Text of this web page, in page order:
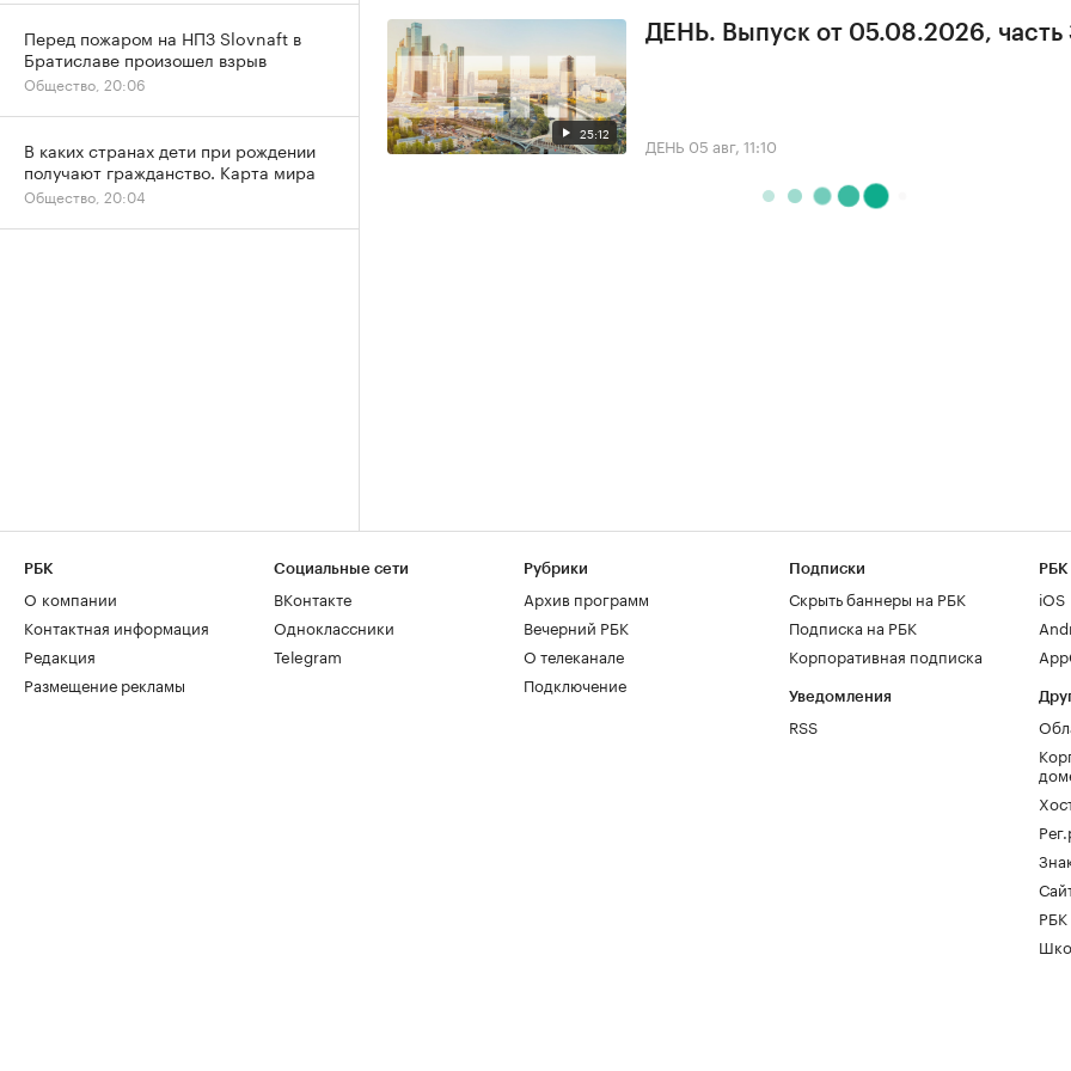
25:12
ДЕНЬ. Выпуск от 05.08.2026, часть
ДЕНЬ 05 авг, 11:10
Перед пожаром на НПЗ Slovnaft в
Братиславе произошел взрыв
Общество, 20:06
В каких странах дети при рождении
получают гражданство. Карта мира
Общество, 20:04
РБК
О компании
Контактная информация
Редакция
Размещение рекламы
Социальные сети
ВКонтакте
Одноклассники
Telegram
Рубрики
Архив программ
Вечерний РБК
О телеканале
Подключение
Подписки
Скрыть баннеры на РБК
Подписка на РБК
Корпоративная подписка
Уведомления
RSS
РБК
iOS